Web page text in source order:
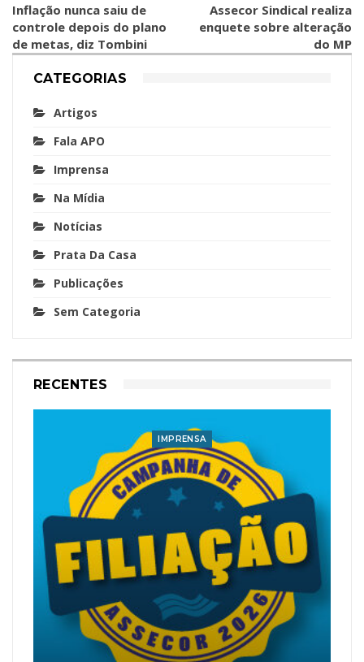
Inflação nunca saiu de
controle depois do plano
de metas, diz Tombini
Assecor Sindical realiza
enquete sobre alteração
do MP
CATEGORIAS
Artigos
Fala APO
Imprensa
Na Mídia
Notícias
Prata Da Casa
Publicações
Sem Categoria
RECENTES
IMPRENSA